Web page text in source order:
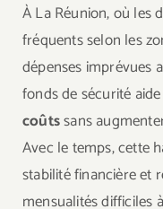
À La Réunion, où les
fréquents selon les
dépenses imprévues
fonds de sécurité
coûtssans
Avec le temps, cette
stabilité financière et
mensualités difficiles